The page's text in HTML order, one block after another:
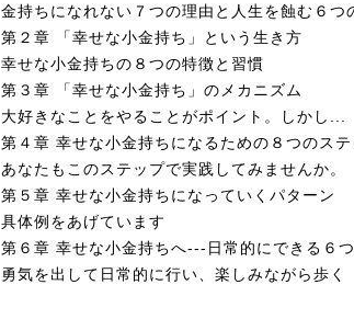
金持ちになれない７つの理由と人生を蝕む６つ
第２章 「幸せな小金持ち」という生き方
幸せな小金持ちの８つの特徴と習慣
第３章 「幸せな小金持ち」のメカニズム
大好きなことをやることがポイント。しかし...
第４章 幸せな小金持ちになるための８つのス
あなたもこのステップで実践してみませんか。
第５章 幸せな小金持ちになっていくパターン
具体例をあげています
第６章 幸せな小金持ちへ---日常的にできる６
勇気を出して日常的に行い、楽しみながら歩く